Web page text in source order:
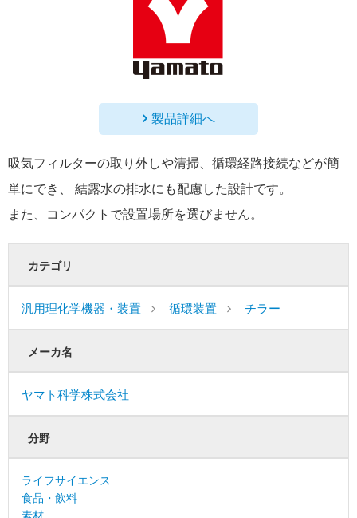
製品詳細へ
吸気フィルターの取り外しや清掃、循環経路接続などが簡
単にでき、 結露水の排水にも配慮した設計です。
また、コンパクトで設置場所を選びません。
カテゴリ
汎用理化学機器・装置 循環装置 チラー
メーカ名
ヤマト科学株式会社
分野
ライフサイエンス
食品・飲料